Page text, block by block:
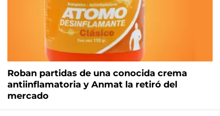
Roban partidas de una conocida crema
antiinflamatoria y Anmat la retiró del
mercado